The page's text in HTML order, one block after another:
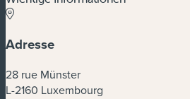
Adresse
28 rue Münster
L-2160 Luxembourg